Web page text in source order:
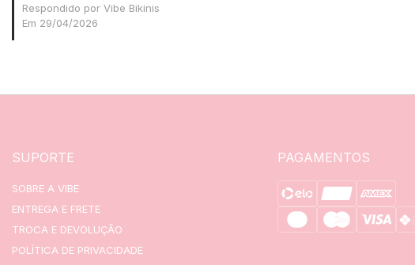
Respondido por Vibe Bikinis
Em 29/04/2026
SUPORTE
SOBRE A VIBE
ENTREGA E FRETE
TROCA E DEVOLUÇÃO
POLÍTICA DE PRIVACIDADE
PAGAMENTOS